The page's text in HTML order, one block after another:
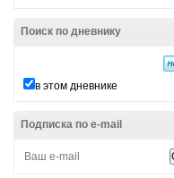
Поиск по дневнику
в этом дневнике
Подписка по e-mail